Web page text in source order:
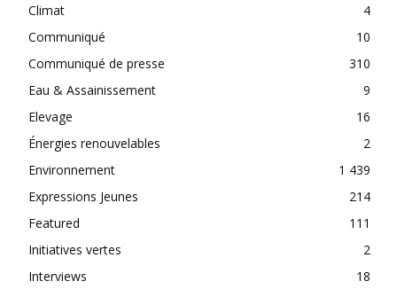
Climat
4
Communiqué
10
Communiqué de presse
310
Eau & Assainissement
9
Elevage
16
Énergies renouvelables
2
Environnement
1 439
Expressions Jeunes
214
Featured
111
Initiatives vertes
2
Interviews
18